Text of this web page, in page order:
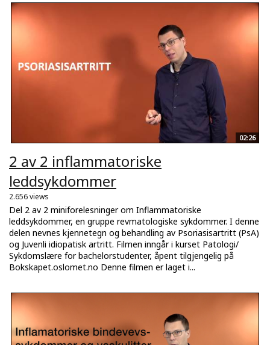
02:26
2 av 2 inflammatoriske
leddsykdommer
2.656 views
Del 2 av 2 miniforelesninger om Inflammatoriske
leddsykdommer, en gruppe revmatologiske sykdommer. I denne
delen nevnes kjennetegn og behandling av Psoriasisartritt (PsA)
og Juvenli idiopatisk artritt. Filmen inngår i kurset Patologi/
Sykdomslære for bachelorstudenter, åpent tilgjengelig på
Bokskapet.oslomet.no Denne filmen er laget i...